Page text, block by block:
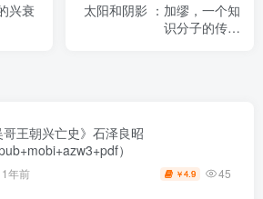
兴衰
太阳和阴影 ：加缪，一个知
识分子的传记
哥王朝兴亡史》石泽良昭
）
1年前 ￥4.9 45